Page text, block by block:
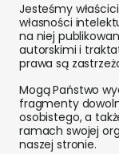
Jesteśmy
własności
na niej
autorskimi i
prawa są
Mogą Państwo
fragmenty
osobistego, a
ramach swojej
naszej stronie.